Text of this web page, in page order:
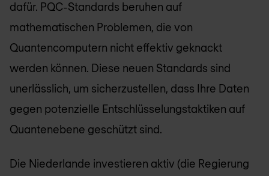
dafür. PQC-Standards beruhen auf
mathematischen Problemen, die von
Quantencomputern nicht effektiv geknackt
werden können. Diese neuen Standards sind
unerlässlich, um sicherzustellen, dass Ihre Daten
gegen potenzielle Entschlüsselungstaktiken auf
Quantenebene geschützt sind.
Die Niederlande investieren aktiv (die Regierung